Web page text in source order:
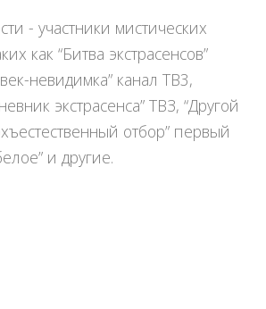
- участники мистических
как “Битва экстрасенсов”
невидимка” канал ТВ3,
экстрасенса” ТВЗ, “Другой
отбор” первый
и другие.